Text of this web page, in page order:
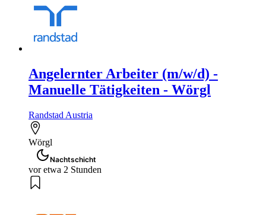
Angelernter Arbeiter (m/w/d) -
Manuelle Tätigkeiten - Wörgl
Randstad Austria
Wörgl
Nachtschicht
vor etwa 2 Stunden